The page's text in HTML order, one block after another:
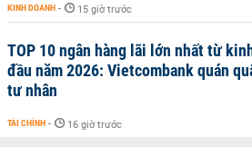
KINH DOANH - 15 giờ trước
TOP 10 ngân hàng lãi lớn nhất từ
đầu năm 2026: Vietcombank quán
tư nhân
TÀI CHÍNH - 16 giờ trước